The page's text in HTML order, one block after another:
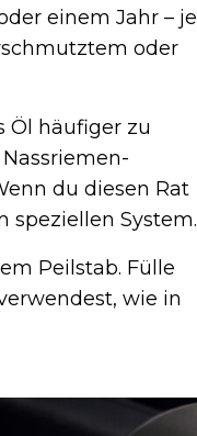
einem Jahr – je
oder
Öl häufiger zu
du diesen Rat
speziellen System.
Peilstab. Fülle
wie in